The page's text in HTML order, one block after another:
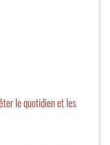
le quotidien et les